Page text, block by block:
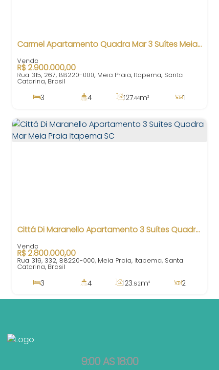
Carmel Apartamento Quadra Mar 3 Suítes Meia Praia Itapema SC
R$2.900.000,00
Rua 315, 267, 88220-000, Meia Praia, Itapema, Santa
Catarina, Brasil
3 4 127.44m²
1
Cittá Di Maranello Apartamento 3 Suítes Quadra Mar Meia Praia Itapema SC
R$2.800.000,00
Rua 319, 332, 88220-000, Meia Praia, Itapema, Santa
Catarina, Brasil
3 4 123.62m²
2
9:00 AS 18:00